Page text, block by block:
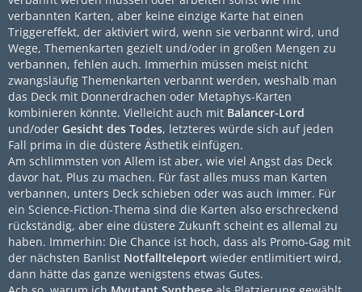
verbannten Karten, aber keine einzige Karte hat einen
Triggereffekt, der aktiviert wird, wenn sie verbannt wird, und
Wege, Themenkarten gezielt und/oder in großen Mengen zu
verbannen, fehlen auch. Immerhin müssen meist nicht
zwangsläufig Themenkarten verbannt werden, weshalb man
das Deck mit Donnerdrachen oder Metaphys-Karten
kombinieren könnte. Vielleicht auch mit Balancer-Lord
und/oder Gesicht des Todes, letzteres würde sich auf jeden
Fall prima in die düstere Ästhetik einfügen.
Am schlimmsten von Allem ist aber, wie viel Angst das Deck
davor hat, Plus zu machen. Für fast alles muss man Karten
verbannen, unters Deck schieben oder was auch immer. Für
ein Science-Fiction-Thema sind die Karten also erschreckend
rückständig, aber eine düstere Zukunft scheint es allemal zu
haben. Immerhin: Die Chance ist hoch, dass als Promo-Gag mit
der nächsten Banlist Notfallteleport wieder entlimitiert wird,
dann hätte das ganze wenigstens etwas Gutes.